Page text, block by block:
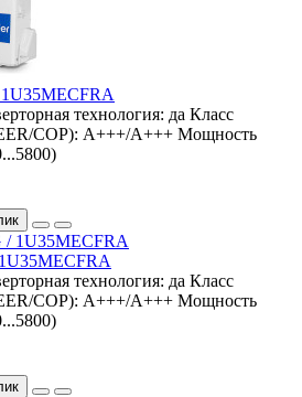
технология: да Класс
COP): A+++/A+++ Мощность
технология: да Класс
COP): A+++/A+++ Мощность